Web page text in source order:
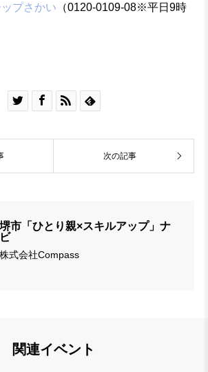
プさかい （0120-0109-08※平日9時
   
次の記事
堺市「ひとり親×スキルアップ」ナ
ビ
株式会社Compass
関連イベント